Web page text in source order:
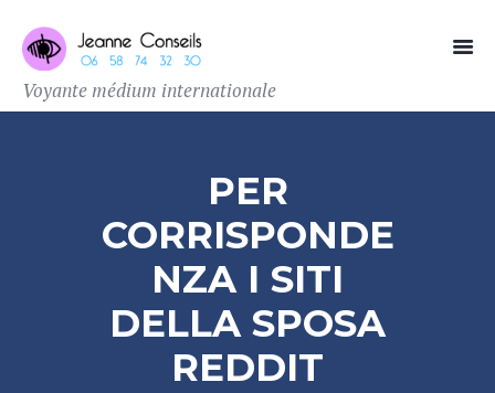
Voyante médium internationale
PER
CORRISPONDE
NZA I SITI
DELLA SPOSA
REDDIT